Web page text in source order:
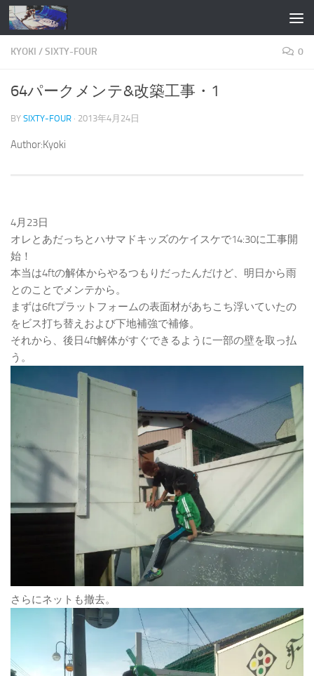
コンテンツへスキップ
KYOKI /SIXTY-FOUR 0
64パークメンテ&改築工事・1
BY SIXTY-FOUR · 2013年4月24日
Author:Kyoki
4月23日
オレとあだっちとハサマドキッズのケイスケで14:30に工事開
始！
本当は4ftの解体からやるつもりだったんだけど、明日から雨
とのことでメンテから。
まずは6ftプラットフォームの表面材があちこち浮いていたの
をビス打ち替えおよび下地補強で補修。
それから、後日4ft解体がすぐできるように一部の壁を取っ払
う。
さらにネットも撤去。